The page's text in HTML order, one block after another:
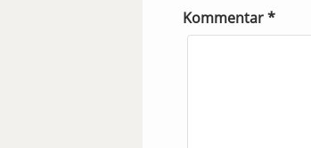
Kommentar*